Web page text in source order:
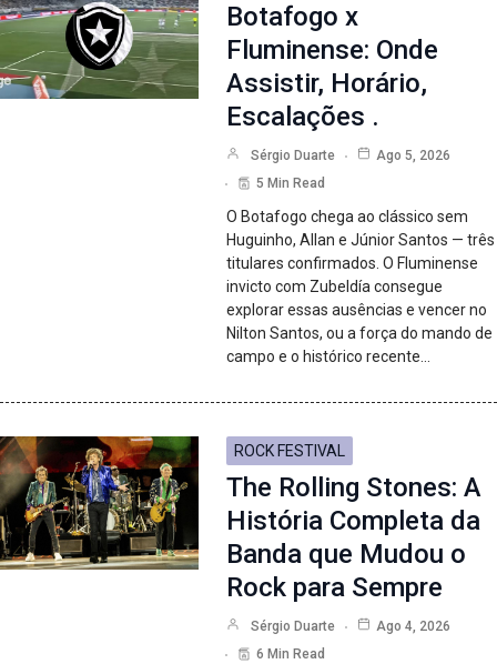
Botafogo x
Fluminense: Onde
Assistir, Horário,
Escalações .
Sérgio Duarte
Ago 5, 2026
5 Min Read
O Botafogo chega ao clássico sem
Huguinho, Allan e Júnior Santos — três
titulares confirmados. O Fluminense
invicto com Zubeldía consegue
explorar essas ausências e vencer no
Nilton Santos, ou a força do mando de
campo e o histórico recente…
ROCK FESTIVAL
The Rolling Stones: A
História Completa da
Banda que Mudou o
Rock para Sempre
Sérgio Duarte
Ago 4, 2026
6 Min Read